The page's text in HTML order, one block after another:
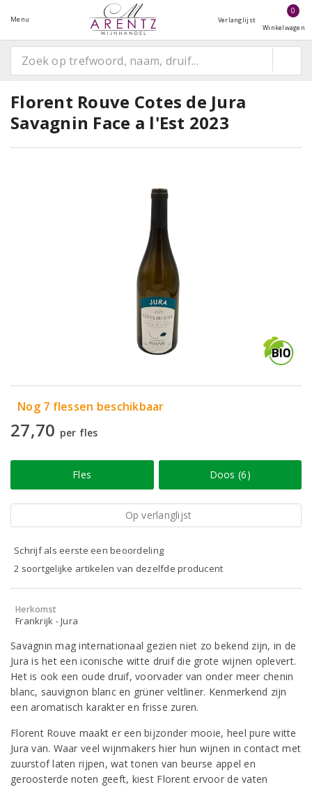
Menu Verlanglijst
0
Winkelwagen
Florent Rouve Cotes de Jura
Savagnin Face a l'Est 2023
Nog 7 flessen beschikbaar
27,70 per fles
Fles Doos (6)
Op verlanglijst
Schrijf als eerste een beoordeling
2 soortgelijke artikelen van dezelfde producent
Herkomst
Frankrijk - Jura
Savagnin mag internationaal gezien niet zo bekend zijn, in de
Jura is het een iconische witte druif die grote wijnen oplevert.
Het is ook een oude druif, voorvader van onder meer chenin
blanc, sauvignon blanc en grüner veltliner. Kenmerkend zijn
een aromatisch karakter en frisse zuren.
Florent Rouve maakt er een bijzonder mooie, heel pure witte
Jura van. Waar veel wijnmakers hier hun wijnen in contact met
zuurstof laten rijpen, wat tonen van beurse appel en
geroosterde noten geeft, kiest Florent ervoor de vaten